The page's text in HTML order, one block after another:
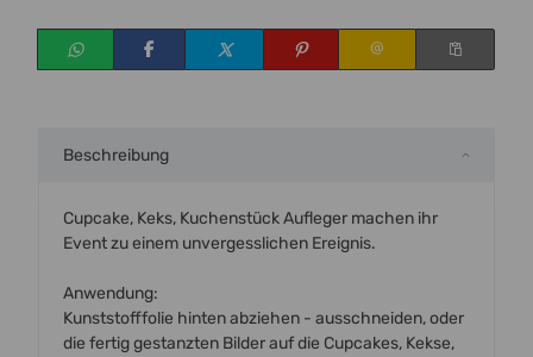
Beschreibung
Cupcake, Keks, Kuchenstück Aufleger machen ihr
Event zu einem unvergesslichen Ereignis.
Anwendung:
Kunststofffolie hinten abziehen - ausschneiden, oder
die fertig gestanzten Bilder auf die Cupcakes, Kekse,